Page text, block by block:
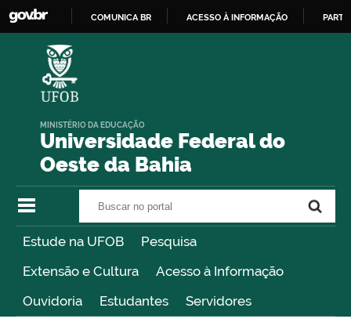
COMUNICA BR ACESSO À INFORMAÇÃO
Universidade Federal do
Oeste da Bahia
MINISTÉRIO DA EDUCAÇÃO
Estude na UFOB
Pesquisa
Extensão e Cultura
Acesso à Informação
Ouvidoria
Estudantes Servidores